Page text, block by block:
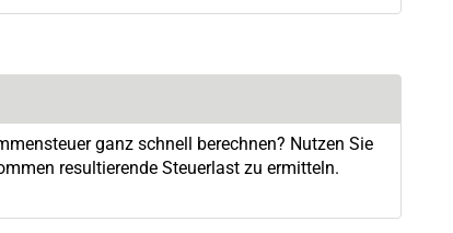
ganz schnell berechnen? Nutzen Sie
resultierende Steuerlast zu ermitteln.